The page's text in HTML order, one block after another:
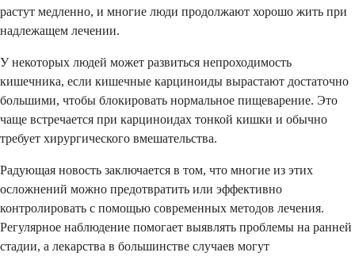
растут медленно, и многие люди продолжают хорошо жить при
надлежащем лечении.
У некоторых людей может развиться непроходимость
кишечника, если кишечные карциноиды вырастают достаточно
большими, чтобы блокировать нормальное пищеварение. Это
чаще встречается при карциноидах тонкой кишки и обычно
требует хирургического вмешательства.
Радующая новость заключается в том, что многие из этих
осложнений можно предотвратить или эффективно
контролировать с помощью современных методов лечения.
Регулярное наблюдение помогает выявлять проблемы на ранней
стадии, а лекарства в большинстве случаев могут